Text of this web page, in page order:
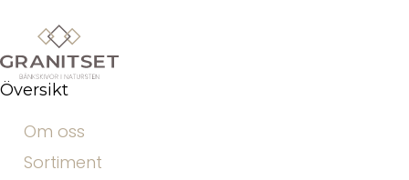
Översikt
Om oss
Sortiment